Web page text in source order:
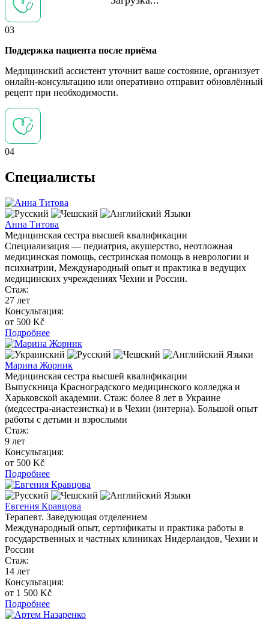
03
Поддержка пациента после приёма
Медицинский ассистент уточнит ваше состояние, организует
онлайн-консультацию или оперативно отправит обновлённый
рецепт при необходимости.
04
Специалисты
Языки
Анна Титова
Медицинская сестра высшей квалификации
Специализация — педиатрия, акушерство, неотложная
медицинская помощь, сестринская помощь в неврологии и
психиатрии, Международный опыт и практика в ведущих
медицинских учреждениях Чехии и России.
Стаж:
27 лет
Консультация:
от 500 Kč
Подробнее
Языки
Марина Жорник
Медицинская сестра высшей квалификации
Выпускница Красноградского медицинского колледжа и
Харьковской академии. Стаж: более 8 лет в Украине
(медсестра-анастезистка) и в Чехии (интерна). Большой опыт
работы с детьми и взрослыми
Стаж:
9 лет
Консультация:
от 500 Kč
Подробнее
Языки
Евгения Кравцова
Терапевт. Заведующая отделением
Международный опыт, сертификаты и практика работы в
государственных и частных клиниках Нидерландов, Чехии и
России
Стаж:
14 лет
Консультация:
от 1 500 Kč
Подробнее